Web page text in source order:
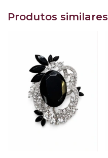
Produtos similares